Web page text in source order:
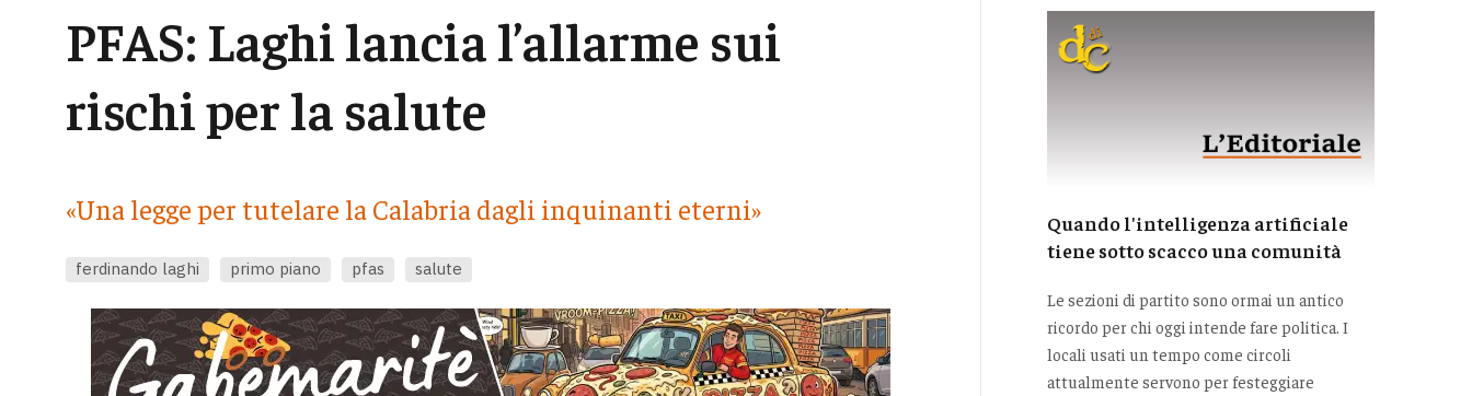
PFAS: Laghi lancia l’allarme sui
rischi per la salute
«Una legge per tutelare la Calabria dagli inquinanti eterni»
ferdinando laghi primo piano pfas salute
Quando l'intelligenza artificiale
tiene sotto scacco una comunità
Le sezioni di partito sono ormai un antico
ricordo per chi oggi intende fare politica. I
locali usati un tempo come circoli
attualmente servono per festeggiare